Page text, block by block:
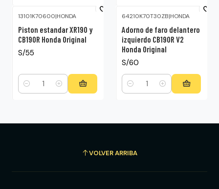
13101K70600|HONDA
Piston estandar XR190 y
CB190R Honda Original
S/55
Cantidad
64210K70T30ZB|HONDA
Adorno de faro delantero
izquierdo CB190R V2
Honda Original
S/60
Cantidad
VOLVER ARRIBA